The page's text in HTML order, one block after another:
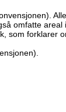
omfatte areal
som forklarer